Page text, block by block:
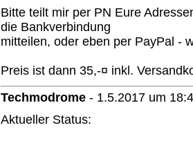
Bitte teilt mir per PN Eure
die Bankverbindung
mitteilen, oder eben per PayPal -
Preis ist dann 35,-¤ inkl.
Techmodrome - 1.5.2017 um
Aktueller Status: